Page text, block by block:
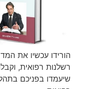
הורידו עכשיו את
רשלנות רפואית,
שיעמדו בפניכם